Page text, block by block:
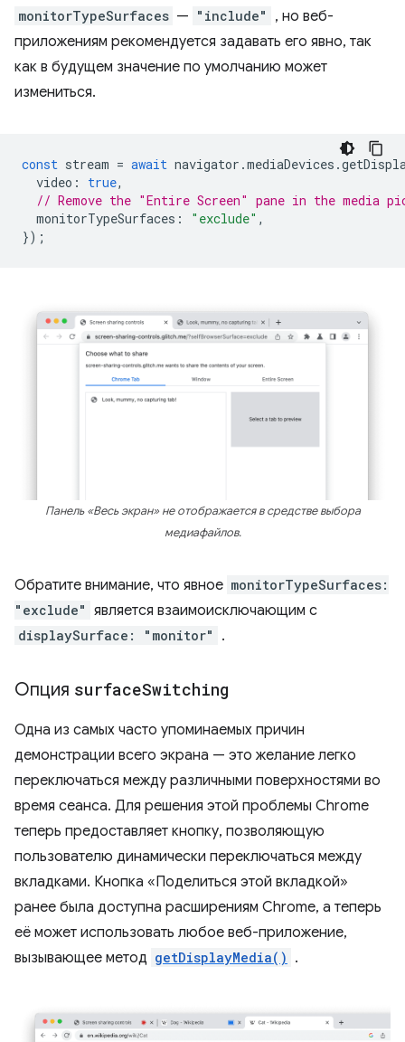
monitorTypeSurfaces — "include"
, но веб-
приложениям рекомендуется задавать его явно, так
как в будущем значение по умолчанию может
измениться.
const stream = await navigator .mediaDevices .
video : true,
// Remove the "Entire Screen" pane in the media
monitorTypeSurfaces : "exclude" ,
});
Панель «Весь экран» не отображается в средстве выбора
медиафайлов.
Обратите внимание, что явное monitorTypeSurfaces:
"exclude" является взаимоисключающим с
displaySurface: "monitor" .
Опция surfaceSwitching
Одна из самых часто упоминаемых причин
демонстрации всего экрана — это желание легко
переключаться между различными поверхностями во
время сеанса. Для решения этой проблемы Chrome
теперь предоставляет кнопку, позволяющую
пользователю динамически переключаться между
вкладками. Кнопка «Поделиться этой вкладкой»
ранее была доступна расширениям Chrome, а теперь
её может использовать любое веб-приложение,
вызывающее метод getDisplayMedia() .